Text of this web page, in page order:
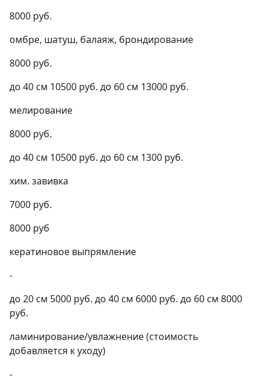
8000 руб.
омбре, шатуш, балаяж, брондирование
8000 руб.
до 40 см 10500 руб. до 60 см 13000 руб.
мелирование
8000 руб.
до 40 см 10500 руб. до 60 см 1300 руб.
хим. завивка
7000 руб.
8000 руб
кератиновое выпрямление
-
до 20 см 5000 руб. до 40 см 6000 руб. до 60 см 8000
руб.
ламинирование/увлажнение (стоимость
добавляется к уходу)
-